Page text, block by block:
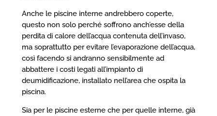
Anche le piscine interne andrebbero coperte,
questo non solo perché soffrono anch’esse della
perdita di calore dell’acqua contenuta dell’invaso,
ma soprattutto per evitare l’evaporazione dell’acqua,
così facendo si andranno sensibilmente ad
abbattere i costi legati all’impianto di
deumidificazione, installato nell’area che ospita la
piscina.
Sia per le piscine esterne che per quelle interne, già